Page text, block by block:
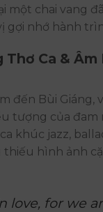
một chai vang
gợi nhớ hành
Thơ Ca & Âm
đến Bùi Giáng,
tượng của đam
khúc jazz,
hình ảnh
love, for we